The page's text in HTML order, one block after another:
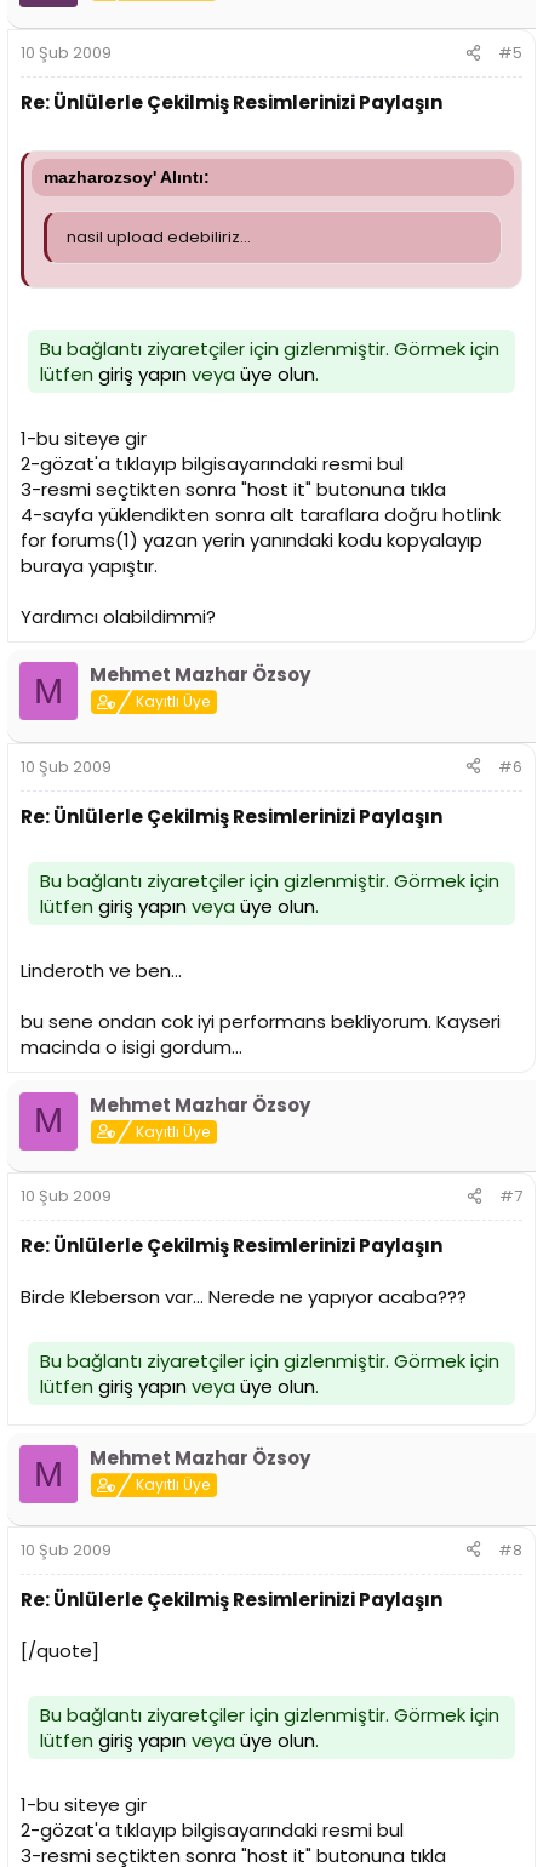
10 Şub 2009 #5
Re: Ünlülerle Çekilmiş Resimlerinizi Paylaşın
mazharozsoy' Alıntı:
nasil upload edebiliriz...
Bu bağlantı ziyaretçiler için gizlenmiştir. Görmek için
lütfen giriş yapınveya üye olun.
1-bu siteye gir
2-gözat'a tıklayıp bilgisayarındaki resmi bul
3-resmi seçtikten sonra "host it" butonuna tıkla
4-sayfa yüklendikten sonra alt taraflara doğru hotlink
for forums(1) yazan yerin yanındaki kodu kopyalayıp
buraya yapıştır.
Yardımcı olabildimmi?
M Mehmet Mazhar Özsoy
Kayıtlı Üye
10 Şub 2009 #6
Re: Ünlülerle Çekilmiş Resimlerinizi Paylaşın
Bu bağlantı ziyaretçiler için gizlenmiştir. Görmek için
lütfen giriş yapınveya üye olun.
Linderoth ve ben...
bu sene ondan cok iyi performans bekliyorum. Kayseri
macinda o isigi gordum...
M Mehmet Mazhar Özsoy
Kayıtlı Üye
10 Şub 2009 #7
Re: Ünlülerle Çekilmiş Resimlerinizi Paylaşın
Birde Kleberson var... Nerede ne yapıyor acaba???
Bu bağlantı ziyaretçiler için gizlenmiştir. Görmek için
lütfen giriş yapınveya üye olun.
M Mehmet Mazhar Özsoy
Kayıtlı Üye
10 Şub 2009 #8
Re: Ünlülerle Çekilmiş Resimlerinizi Paylaşın
[/quote]
Bu bağlantı ziyaretçiler için gizlenmiştir. Görmek için
lütfen giriş yapınveya üye olun.
1-bu siteye gir
2-gözat'a tıklayıp bilgisayarındaki resmi bul
3-resmi seçtikten sonra "host it" butonuna tıkla